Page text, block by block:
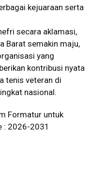
kejuaraan serta
secara aklamasi,
Barat semakin maju,
yang
kontribusi nyata
tenis veteran di
nasional.
Formatur untuk
: 2026-2031